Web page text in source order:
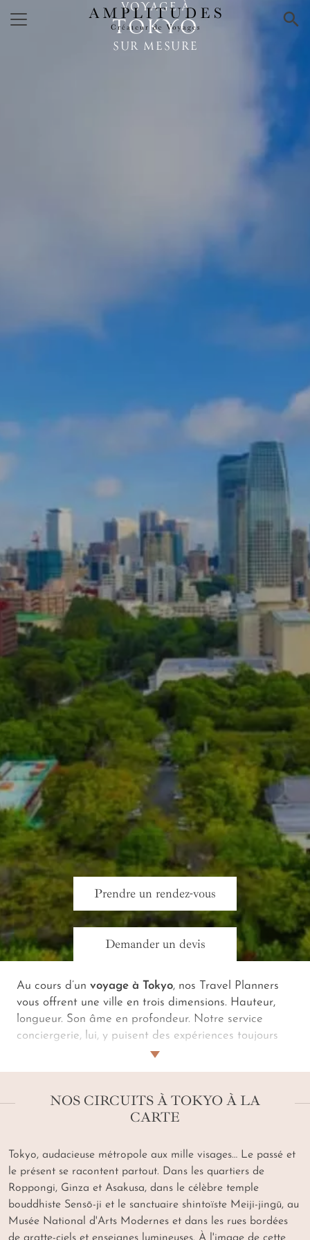
× VOYAGE À
TOKYO
SUR MESURE
Prendre un rendez-vous
Demander un devis
Au cours d’un voyage à Tokyo, nos Travel Planners
vous offrent une ville en trois dimensions. Hauteur,
longueur. Son âme en profondeur. Notre service
conciergerie, lui, y puisent des expériences toujours
plus uniques. Il faut dire que la capitale nippone,
Un costume de cosplay pour arpenter les
excentriques Harajuku et Akihabara. Un kimono
désuètes du vieux Yanaka. Ambiance salaryman du
côté de Ginza ou de Roppongi. La cravate tombe,
l’allure se fait plus décontractée, plus polychrome à
Shinjuku et Shibuya. Plus alternative à Koenji. Au
cours d’unvoyage à Tokyo sur mesure, il faudra
aussi prêter attention. À la tranquillité des temples
NOS CIRCUITS À TOKYO À LA
CARTE
Tokyo, audacieuse métropole aux mille visages… Le passé et
le présent se racontent partout. Dans les quartiers de
Roppongi, Ginza et Asakusa, dans le célèbre temple
bouddhiste Sensō-ji et le sanctuaire shintoïste Meiji-jingū, au
Musée National d'Arts Modernes et dans les rues bordées